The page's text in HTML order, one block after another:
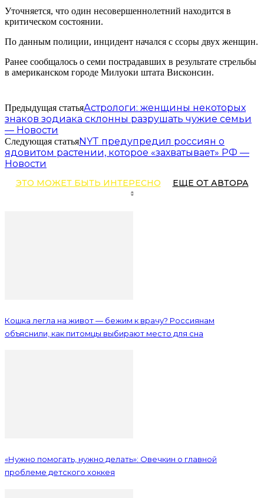
Уточняется, что один несовершеннолетний находится в
критическом состоянии.
По данным полиции, инцидент начался с ссоры двух женщин.
Ранее сообщалось о семи пострадавших в результате стрельбы
в американском городе Милуоки штата Висконсин.
Предыдущая статьяАстрологи: женщины некоторых
знаков зодиака склонны разрушать чужие семьи
— Новости
Следующая статьяNYT предупредил россиян о
ядовитом растении, которое «захватывает» РФ —
Новости
ЭТО МОЖЕТ БЫТЬ ИНТЕРЕСНО ЕЩЕ ОТ АВТОРА
Кошка легла на живот — бежим к врачу? Россиянам
объяснили, как питомцы выбирают место для сна
«Нужно помогать, нужно делать»: Овечкин о главной
проблеме детского хоккея